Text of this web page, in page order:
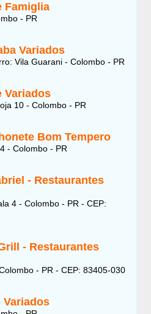
Famiglia
- PR
Variados
Vila Guarani - Colombo - PR
Variados
10 - Colombo - PR
Bom Tempero
- Colombo - PR
- Restaurantes
4 - Colombo - PR - CEP:
- Restaurantes
- PR - CEP: 83405-030
Variados